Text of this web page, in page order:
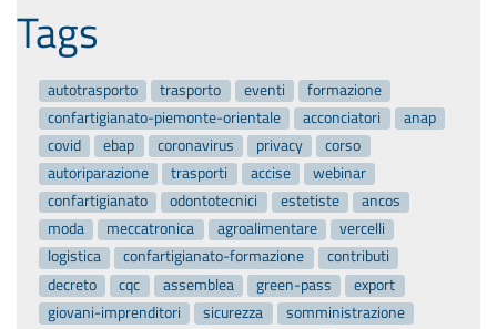
Tags
autotrasporto trasporto eventi
formazione
confartigianato-piemonte-orientale
acconciatori
anap
covid
ebap coronavirus privacy
corso
autoriparazione
trasporti accise
webinar
confartigianato
odontotecnici estetiste
ancos
moda
meccatronica agroalimentare
vercelli
logistica
confartigianato-formazione
contributi
decreto
cqc assemblea green-pass
export
giovani-imprenditori
sicurezza
somministrazione